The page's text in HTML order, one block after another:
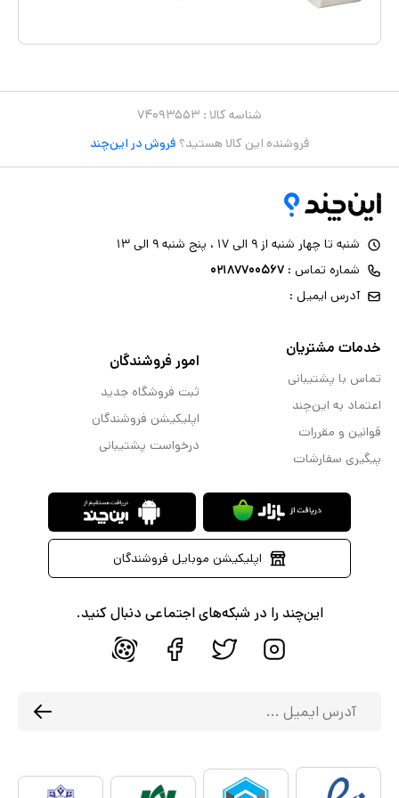
مموری فوم هارد(سفت) با سافت(نرم) چه تفاوتی دارد؟ ویژگی های بالش
در بلند مدت. کمک به بیماران مبتلا به بیخوابی. جلوگیری و یا کاهش
خروپف. جلوگیری از سردردهای صبحگاهی. مناسب برای افراد با عرض شانه
کوچک ابعاد 48x29x11 در ۲ مدل سفت و نرم. رویه قابل شستشو وکیوم
ضمانت ارزان ترین و مناسب‌ترین قیمت را به شما می دهیم.♦ – در دمای
پایین‌تر از ۲۵درجه سانتیگراد شسته شود. – عدم شستشو بالش طبی با
شناسه کالا : ۷۴۰۹۳۵۵۳
فروشنده این کالا هستید؟ فروش در این‌چند
شنبه تا چهار شنبه از ۹ الی ۱۷ ، پنج شنبه ۹ الی ۱۳
شماره تماس : ۰۲۱۸۷۷۰۰۵۶۷
آدرس ایمیل :
خدمات مشتریان
تماس با پشتیبانی
اعتماد به این‌چند
قوانین و مقررات
پیگیری سفارشات
امور فروشندگان
ثبت فروشگاه جدید
اپلیکیشن فروشندگان
درخواست پشتیبانی
اپلیکیشن موبایل فروشندگان
این‌چند را در شبکه‌های اجتماعی دنبال کنید.